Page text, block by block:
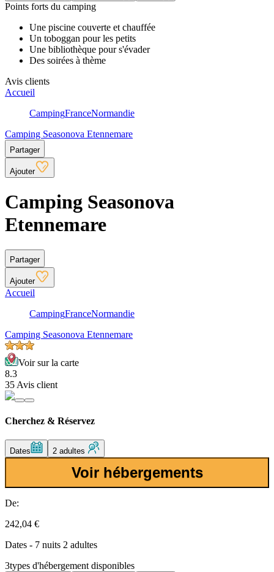
Points forts du camping
Une piscine couverte et chauffée
Un toboggan pour les petits
Une bibliothèque pour s'évader
Des soirées à thème
Avis clients
Accueil
CampingFranceNormandie
Camping Seasonova Etennemare
Partager
Ajouter
Camping Seasonova
Etennemare
Partager
Ajouter
Accueil
CampingFranceNormandie
Camping Seasonova Etennemare
Voir sur la carte
8.3
35 Avis client
Cherchez & Réservez
Dates 2 adultes
Voir hébergements
De:
242,04 €
Dates - 7 nuits 2 adultes
3types d'hébergement disponibles